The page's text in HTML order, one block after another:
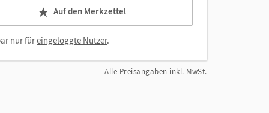
Auf den Merkzettel
nur füreingeloggte Nutzer.
Alle Preisangaben inkl. MwSt.